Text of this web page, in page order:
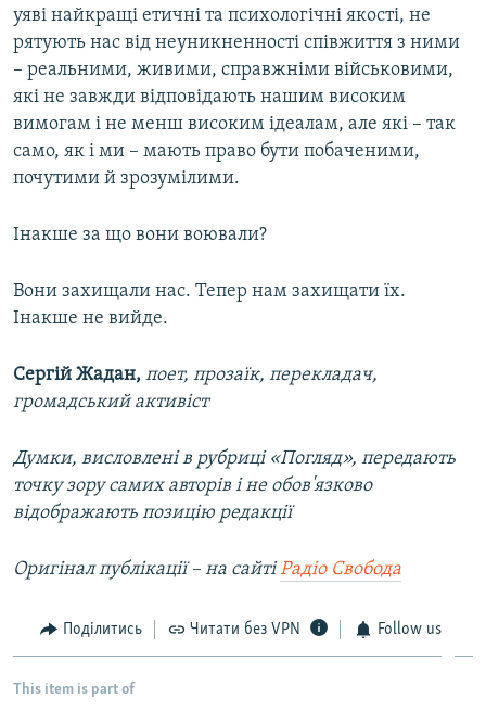
уяві найкращі етичні та психологічні якості, не
рятують нас від неуникненності співжиття з ними
– реальними, живими, справжніми військовими,
які не завжди відповідають нашим високим
вимогам і не менш високим ідеалам, але які – так
само, як і ми – мають право бути побаченими,
почутими й зрозумілими.
Інакше за що вони воювали?
Вони захищали нас. Тепер нам захищати їх.
Інакше не вийде.
Сергій Жадан, поет, прозаїк, перекладач,
громадський активіст
Думки, висловлені в рубриці «Погляд», передають
точку зору самих авторів і не обов'язково
відображають позицію редакції
Оригінал публікації – на сайтіРадіо Свобода
Поділитись Читати без VPN Follow us
This item is part of